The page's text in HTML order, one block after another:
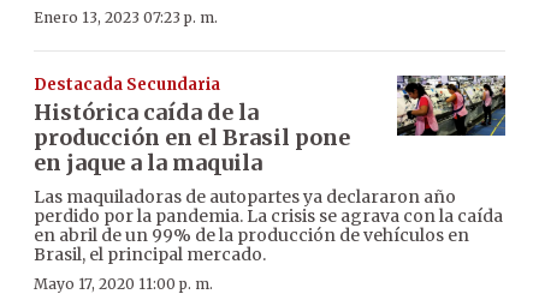
Enero 13, 2023 07:23 p. m.
Destacada Secundaria
Histórica caída de la
producción en el Brasil pone
en jaque a la maquila
Las maquiladoras de autopartes ya declararon año
perdido por la pandemia. La crisis se agrava con la caída
en abril de un 99% de la producción de vehículos en
Brasil, el principal mercado.
Mayo 17, 2020 11:00 p. m.